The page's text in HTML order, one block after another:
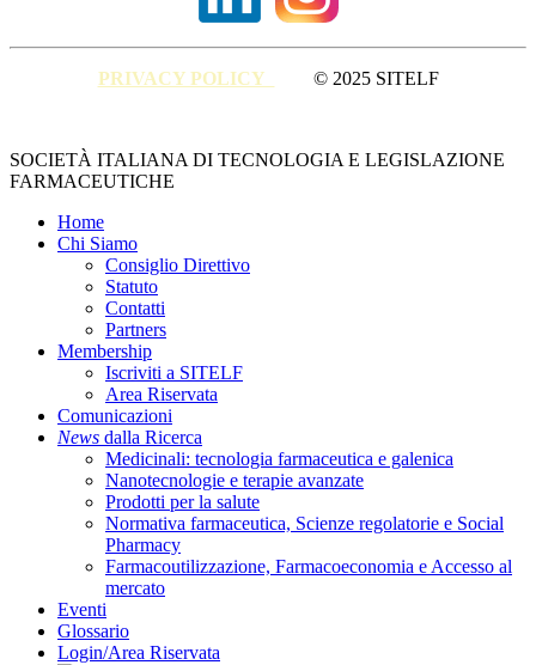
PRIVACY POLICY © 2025 SITELF
Close
Menu
SOCIETÀ ITALIANA DI TECNOLOGIA E LEGISLAZIONE
FARMACEUTICHE
Home
Chi Siamo
Consiglio Direttivo
Statuto
Contatti
Partners
Membership
Iscriviti a SITELF
Area Riservata
Comunicazioni
News dalla Ricerca
Medicinali: tecnologia farmaceutica e galenica
Nanotecnologie e terapie avanzate
Prodotti per la salute
Normativa farmaceutica, Scienze regolatorie e Social
Pharmacy
Farmacoutilizzazione, Farmacoeconomia e Accesso al
mercato
Eventi
Glossario
Login/Area Riservata